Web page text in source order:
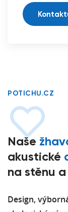
POTICHU.CZ
Naše
akustické
na stěnu
Design,